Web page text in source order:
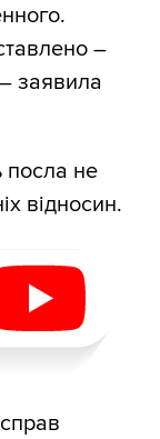
–
заявила
посла не
відносин.